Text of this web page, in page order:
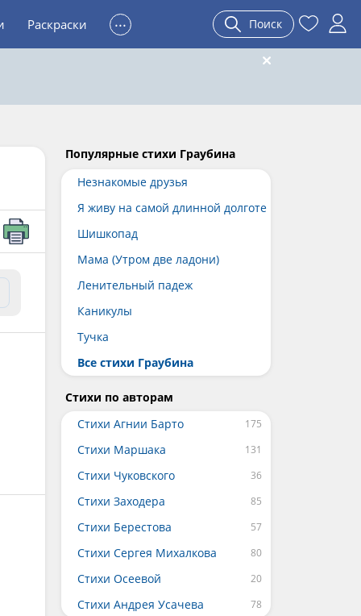
Раскраски ... Поиск
Популярные стихи Граубина
Незнакомые друзья
Я живу на самой длинной долготе
Шишкопад
Мама (Утром две ладони)
Ленительный падеж
Каникулы
Тучка
Все стихи Граубина
Стихи по авторам
Стихи Агнии Барто
Стихи Маршака
Стихи Чуковского
Стихи Заходера
Стихи Берестова
Стихи Сергея Михалкова
Стихи Осеевой
Стихи Андрея Усачева